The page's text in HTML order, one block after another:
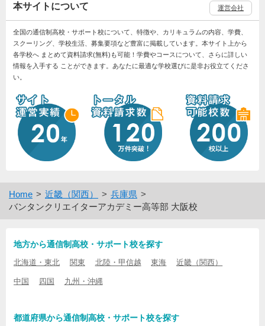
本サイトについて 運営会社
全国の通信制高校・サポート校について、特徴や、カリキュラムの内容、学費、
スクーリング、学校生活、募集要項など豊富に掲載しています。本サイト上から
各学校へ まとめて資料請求(無料)も可能！学費やコースについて、さらに詳しい
情報を入手する ことができます。あなたに最適な学校選びに是非お役立てくださ
い。
Home 近畿（関西）
兵庫県
バンタンクリエイターアカデミー高等部 大阪校
地方から通信制高校・サポート校を探す
北海道・東北 関東 北陸・甲信越 東海 近畿（関西）
中国 四国 九州・沖縄
都道府県から通信制高校・サポート校を探す